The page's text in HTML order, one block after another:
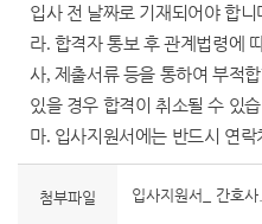
입사 전 날짜로 기재되어야 합니
라. 합격자 통보 후 관계법령에
사, 제출서류 등을 통하여 부적
있을 경우 합격이 취소될 수 있
마. 입사지원서에는 반드시 연
첨부파일 입사지원서_ 간호